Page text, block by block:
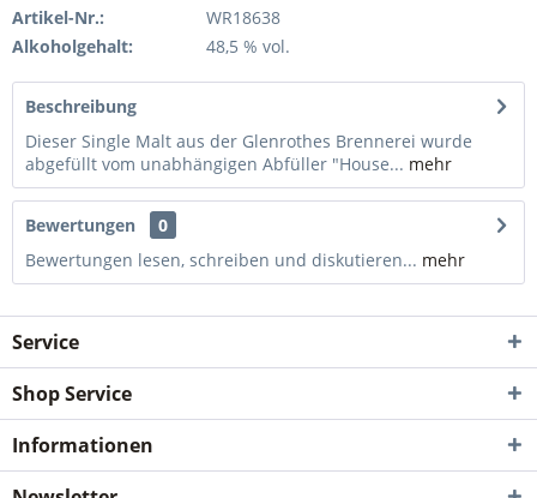
Artikel-Nr.:
WR18638
Alkoholgehalt:
48,5 % vol.
Beschreibung
Dieser Single Malt aus der Glenrothes Brennerei wurde
abgefüllt vom unabhängigen Abfüller "House... mehr
Bewertungen
0
Bewertungen lesen, schreiben und diskutieren... mehr
Service
Shop Service
Informationen